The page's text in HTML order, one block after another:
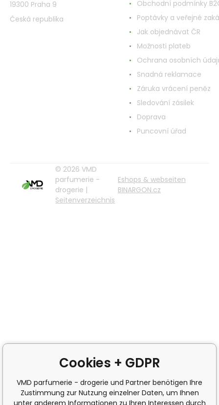
19300 Praha 9
Česká republika
Obchodní podmínky
Poptávky a veřejné
Jak objednávat ČR
Možnosti plateb
Ochrana osobních
Snadná reklamace
Záruka vrácení peněz
Sledování zásilek
Doprava
Puncovní úřad
© 2026 VMD
parfumerie -
drogerie |
Seitenverzeichnis
Eshops & webseiten
BINARGON.cz
Cookies + GDPR
VMD parfumerie - drogerie und Partner benötigen Ihre
Zustimmung zur Nutzung einzelner Daten, um Ihnen
unter anderem Informationen zu Ihren Interessen durch